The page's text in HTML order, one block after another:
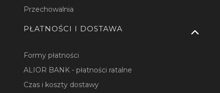
Przechowalnia
PŁATNOŚCI I DOSTAWA
Formy płatności
ALIOR BANK - płatności ratalne
Czas i koszty dostawy